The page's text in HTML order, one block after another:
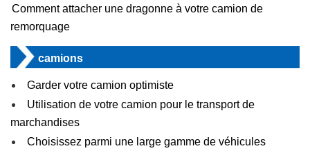
Comment attacher une dragonne à votre camion de
remorquage
camions
Garder votre camion optimiste
Utilisation de votre camion pour le transport de
marchandises
Choisissez parmi une large gamme de véhicules